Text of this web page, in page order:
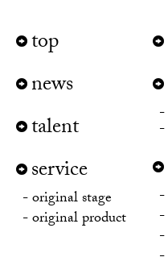
top
news
talent
service
original stage
original product